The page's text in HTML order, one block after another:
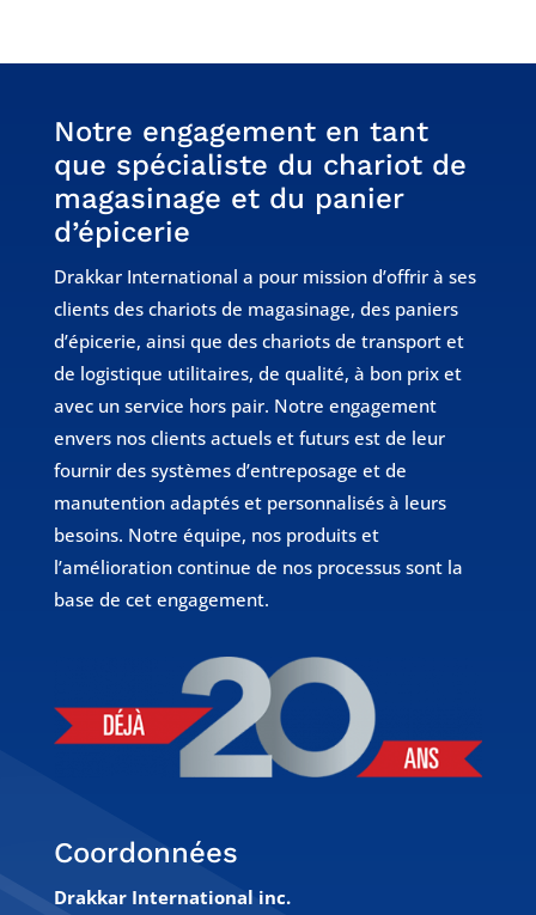
Notre engagement en tant
que spécialiste du chariot de
magasinage et du panier
d’épicerie
Drakkar International a pour mission d’offrir à ses
clients des chariots de magasinage, des paniers
d’épicerie, ainsi que des chariots de transport et
de logistique utilitaires, de qualité, à bon prix et
avec un service hors pair. Notre engagement
envers nos clients actuels et futurs est de leur
fournir des systèmes d’entreposage et de
manutention adaptés et personnalisés à leurs
besoins. Notre équipe, nos produits et
l’amélioration continue de nos processus sont la
base de cet engagement.
Coordonnées
Drakkar International inc.